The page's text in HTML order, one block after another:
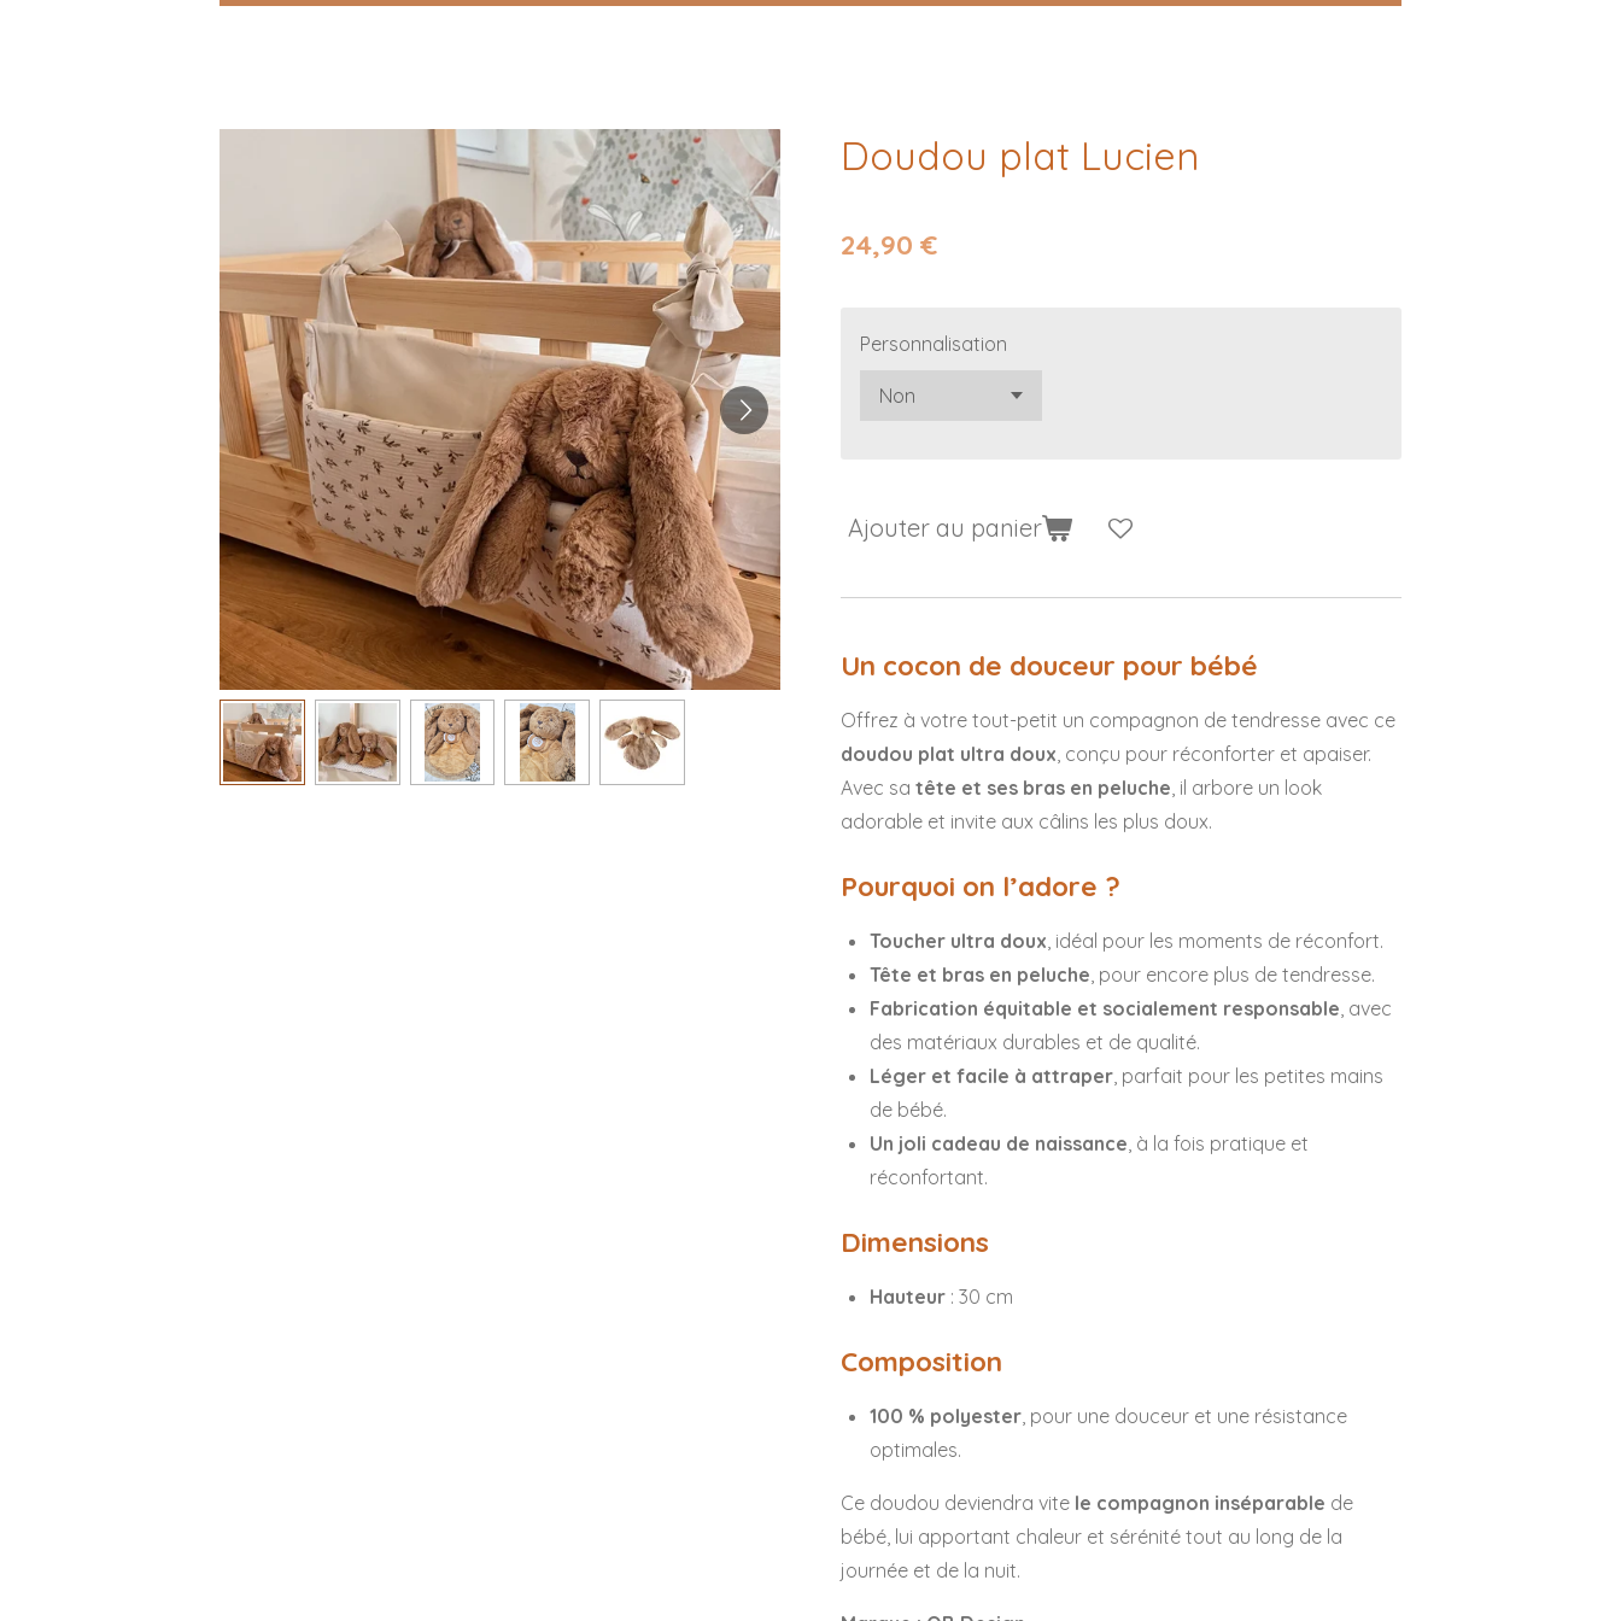
Doudou plat Lucien
24,90 €
Personnalisation
Ajouter au panier
Un cocon de douceur pour bébé
Offrez à votre tout-petit un compagnon de tendresse avec ce
doudou plat ultra doux, conçu pour réconforter et apaiser.
Avec sa tête et ses bras en peluche, il arbore un look
adorable et invite aux câlins les plus doux.
Pourquoi on l’adore ?
Toucher ultra doux, idéal pour les moments de réconfort.
Tête et bras en peluche, pour encore plus de tendresse.
Fabrication équitable et socialement responsable, avec
des matériaux durables et de qualité.
Léger et facile à attraper, parfait pour les petites mains
de bébé.
Un joli cadeau de naissance, à la fois pratique et
réconfortant.
Dimensions
Hauteur : 30 cm
Composition
100 % polyester, pour une douceur et une résistance
optimales.
Ce doudou deviendra vite le compagnon inséparable de
bébé, lui apportant chaleur et sérénité tout au long de la
journée et de la nuit.